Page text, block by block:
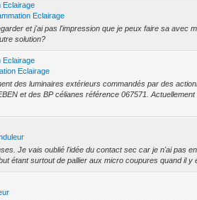
Eclairage
Eclairage
et j'ai pas l'impression que je peux faire sa avec
solution?
Eclairage
Eclairage
des luminaires extérieurs commandés par des
et des BP célianes référence 067571.
Je vais oublié l'idée du contact sec car je n'ai pas
étant surtout de pallier aux micro coupures quand il y